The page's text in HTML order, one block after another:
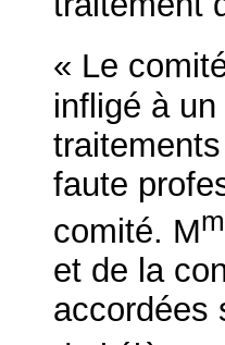
« Le
infligé à
faute
comité. M
et de la
accordées